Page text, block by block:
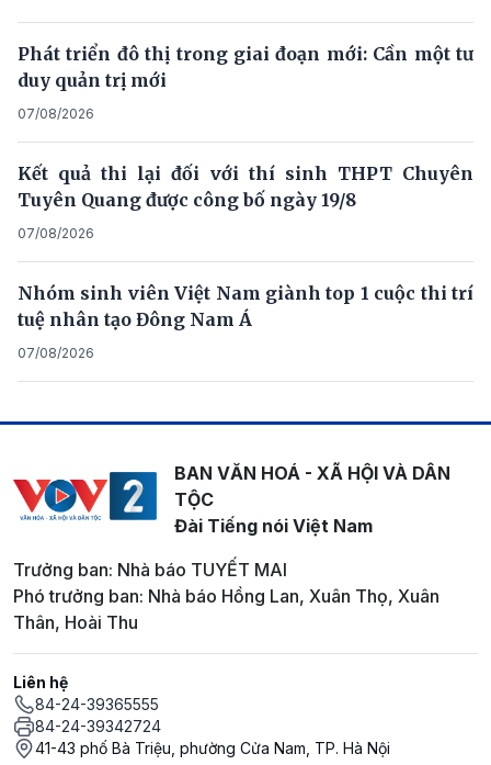
Phát triển đô thị trong giai đoạn mới: Cần một tư
duy quản trị mới
07/08/2026
Kết quả thi lại đối với thí sinh THPT Chuyên
Tuyên Quang được công bố ngày 19/8
07/08/2026
Nhóm sinh viên Việt Nam giành top 1 cuộc thi trí
tuệ nhân tạo Đông Nam Á
07/08/2026
BAN VĂN HOÁ - XÃ HỘI VÀ DÂN
TỘC
Đài Tiếng nói Việt Nam
Trưởng ban: Nhà báo TUYẾT MAI
Phó trưởng ban: Nhà báo Hồng Lan, Xuân Thọ, Xuân
Thân, Hoài Thu
Liên hệ
84-24-39365555
84-24-39342724
41-43 phố Bà Triệu, phường Cửa Nam, TP. Hà Nội